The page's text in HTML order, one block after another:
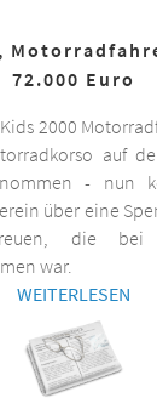
72.000 Euro
2000
auf
- nun
über eine
die bei
war.
WEITERLESEN